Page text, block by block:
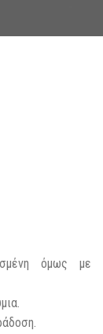
όμως με